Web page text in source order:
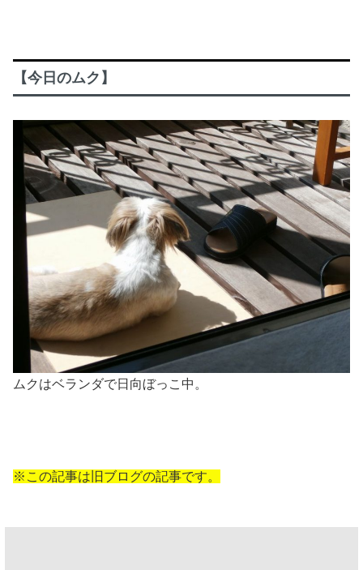
【今日のムク】
ムクはベランダで日向ぼっこ中。
※この記事は旧ブログの記事です。